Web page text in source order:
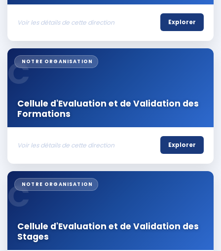
Voir les détails de cette direction Explorer
CNOTRE ORGANISATION
Cellule d'Evaluation et de Validation des
Formations
Voir les détails de cette direction Explorer
CNOTRE ORGANISATION
Cellule d'Evaluation et de Validation des
Stages